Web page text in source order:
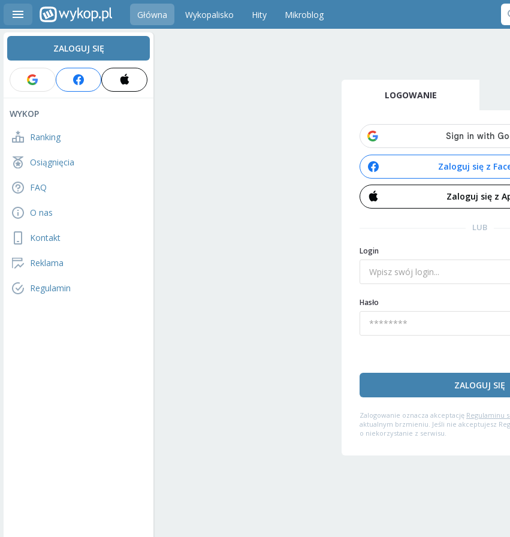
Główna Wykopalisko Hity Mikroblog
ZALOGUJ SIĘ
WYKOP
Ranking
Osiągnięcia
FAQ
O nas
Kontakt
Reklama
Regulamin
LOGOWANIE
Zaloguj się z
Zaloguj się z
LUB
Login
Hasło
ZALOGUJ SIĘ
Zalogowanie oznacza akceptację Regulaminu
aktualnym brzmieniu. Jeśli nie akceptujesz
o niekorzystanie z serwisu.